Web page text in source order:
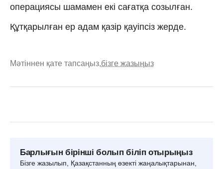
операциясы шамамен екі сағатқа созылған.
Құтқарылған ер адам қазір қауіпсіз жерде.
Мәтіннен қате тапсаңыз,бізге жазыңыз
Барлығын бірінші болып біліп отырыңыз
Бізге жазылып, Қазақстанның өзекті жаңалықтарынан,